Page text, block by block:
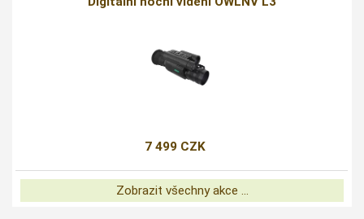
7 499 CZK
Zobrazit všechny akce ...